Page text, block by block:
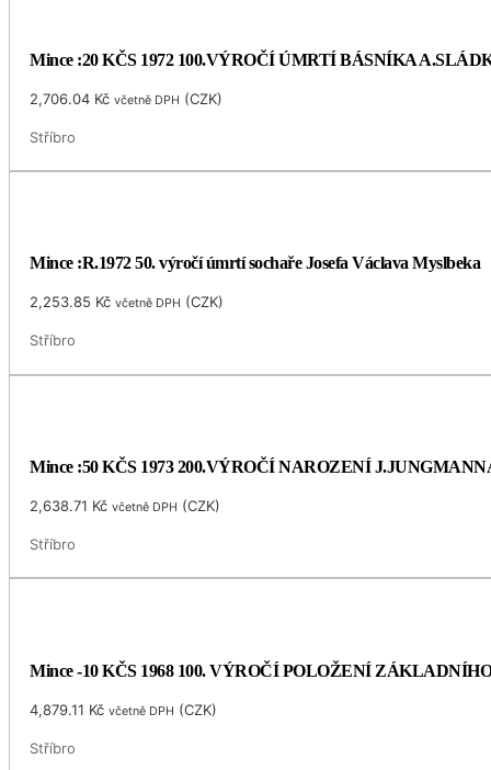
Mince :20 KČS 1972 100.VÝROČÍ ÚMRTÍ BÁSNÍKA
2,706.04 Kč včetně DPH (CZK)
Stříbro
Mince :R.1972 50. výročí úmrtí sochaře Josefa Václava Myslbeka
2,253.85 Kč včetně DPH (CZK)
Stříbro
Mince :50 KČS 1973 200.VÝROČÍ NAROZENÍ
2,638.71 Kč včetně DPH (CZK)
Stříbro
Mince -10 KČS 1968 100. VÝROČÍ POLOŽENÍ
4,879.11 Kč včetně DPH (CZK)
Stříbro